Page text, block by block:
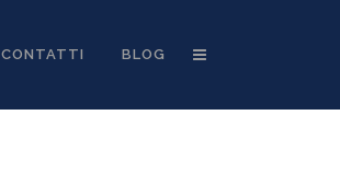
CONTATTI BLOG